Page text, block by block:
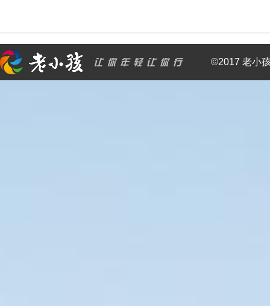
©2017 老小